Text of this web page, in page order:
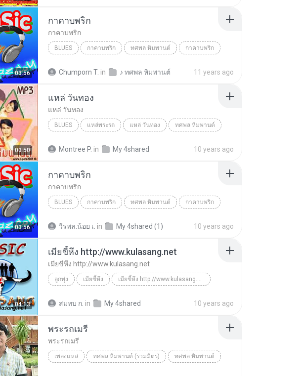
03:56
กาคาบพริก
กาคาบพริก
BLUES กาคาบพริก ทศพล หิมพานต์ กาคาบพริก
Chumporn T. in ♪ ทศพล หิมพานต์ 11 years ago
03:50
แหล่ วันทอง
แหล่ วันทอง
BLUES แหล่พระรถ แหล่ วันทอง ทศพล หิมพานต์
Montree P. in My 4shared 10 years ago
03:56
กาคาบพริก
กาคาบพริก
BLUES กาคาบพริก ทศพล หิมพานต์ กาคาบพริก
วีรพล.น้อย เ. in My 4shared (1) 10 years ago
04:13
เมียขี้หึง http://www.kulasang.net
เมียขี้หึง http://www.kulasang.net
ลูกทุ่ง เมียขี้หึง เมียขี้หึง http://www.kulasang.net
สมทบ ก. in My 4shared 10 years ago
พระรถเมรี
พระรถเมรี
เพลงแหล่ ทศพล หิมพานต์ (รวมมิตร) ทศพล หิมพานต์